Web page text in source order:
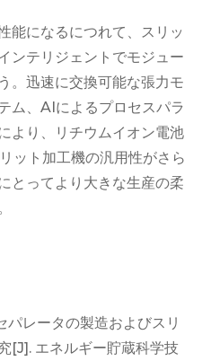
能になるにつれて、スリッ
ンテリジェントでモジュー
。迅速に交換可能な張力モ
ム、AIによるプロセスパラ
より、リチウムイオン電池
ット加工機の汎用性がさら
とってより大きな生産の柔
パレータの製造およびスリ
[J]. エネルギー貯蔵科学技